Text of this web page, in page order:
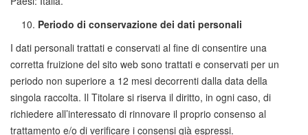
Periodo di conservazione dei dati personali
I dati personali trattati e conservati al fine di consentire una
corretta fruizione del sito web sono trattati e conservati per un
periodo non superiore a 12 mesi decorrenti dalla data della
singola raccolta. Il Titolare si riserva il diritto, in ogni caso, di
richiedere all’interessato di rinnovare il proprio consenso al
trattamento e/o di verificare i consensi già espressi.